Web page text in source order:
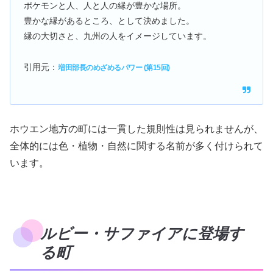
ポケモンと人、人と人の縁が豊かな場所。
豊かな縁があるところ、として決めました。
縁の大切さと、九州の人をイメージしています。
引用元： 増田部長のめざめるパワー (第15回)
ホウエン地方の町には一貫した規則性は見られませんが、
全体的には色・植物・自然に関する名前が多く付けられて
います。
ルビー・サファイアに登場す
る町